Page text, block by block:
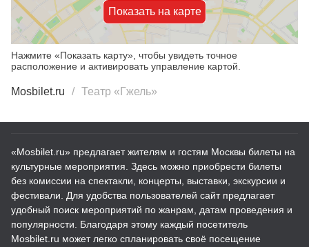
Показать на карте
Нажмите «Показать карту», чтобы увидеть точное
расположение и активировать управление картой.
Mosbilet.ru Театр «Гжель»
«Mosbilet.ru» предлагает жителям и гостям Москвы билеты на
культурные мероприятия. Здесь можно приобрести билеты
без комиссии на спектакли, концерты, выставки, экскурсии и
фестивали. Для удобства пользователей сайт предлагает
удобный поиск мероприятий по жанрам, датам проведения и
популярности. Благодаря этому каждый посетитель
Mosbilet.ru может легко спланировать своё посещение